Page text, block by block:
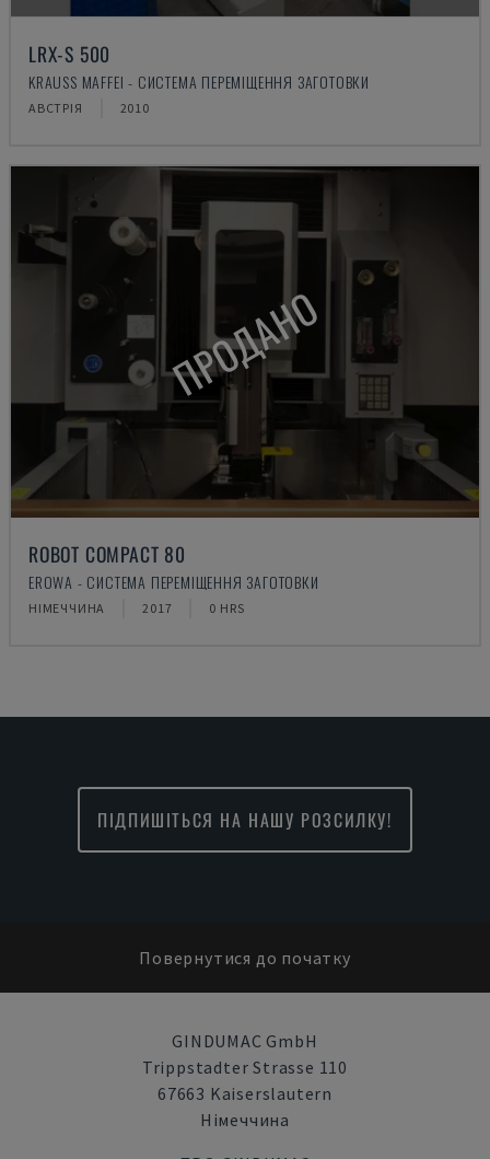
LRX-S 500
KRAUSS MAFFEI - СИСТЕМА ПЕРЕМІЩЕННЯ ЗАГОТОВКИ
АВСТРІЯ 2010
ПРОДАНО
ROBOT COMPACT 80
EROWA - СИСТЕМА ПЕРЕМІЩЕННЯ ЗАГОТОВКИ
НІМЕЧЧИНА 2017 0 HRS
ПІДПИШІТЬСЯ НА НАШУ РОЗСИЛКУ!
Повернутися до початку
GINDUMAC GmbH
Trippstadter Strasse 110
67663 Kaiserslautern
Німеччина